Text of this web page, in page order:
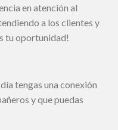
en atención al
a los clientes y
tu oportunidad!
tengas una conexión
y que puedas